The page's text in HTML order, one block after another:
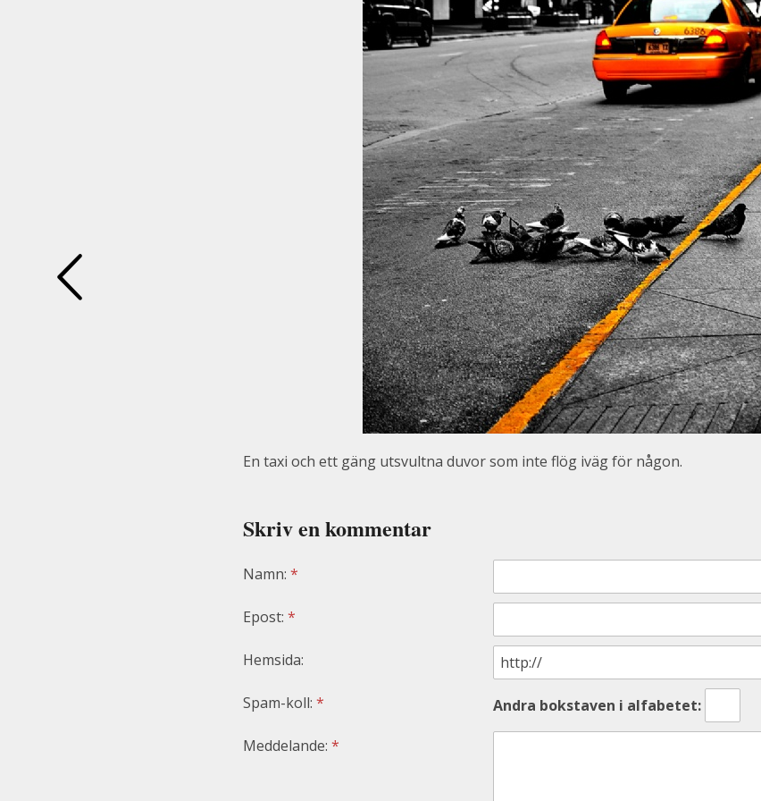
En taxi och ett gäng utsvultna duvor som inte flög iväg för någon.
Skriv en kommentar
Namn: *
Epost: *
Hemsida:
Spam-koll: * Andra bokstaven i alfabetet:
Meddelande: *